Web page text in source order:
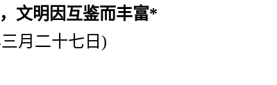
文明因互鉴而丰富*
月二十七日)